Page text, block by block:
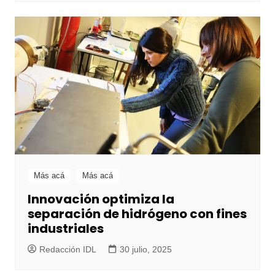
Más acá Más acá
Innovación optimiza la
separación de hidrógeno con fines
industriales
Redacción IDL 30 julio, 2025